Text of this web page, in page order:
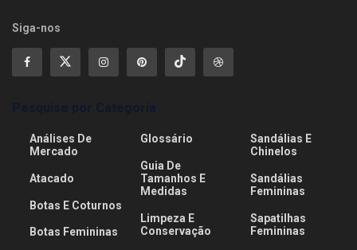
Siga-nos
Análises De
Mercado
Atacado
Botas E Coturnos
Botas Femininas
Glossário
Guia De
Tamanhos E
Medidas
Limpeza E
Conservação
Sandálias E
Chinelos
Sandálias
Femininas
Sapatilhas
Femininas